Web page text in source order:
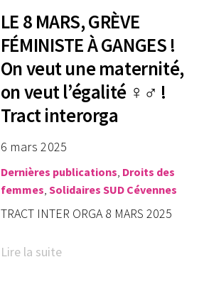
6 mars 2025
LE 8 MARS, GRÈVE
FÉMINISTE À GANGES !
On veut une maternité,
on veut l’égalité ♀️♂️ !
Tract interorga
Dernières publications, Droits des
femmes, Solidaires SUD Cévennes
TRACT INTER ORGA 8 MARS 2025
Lire la suite